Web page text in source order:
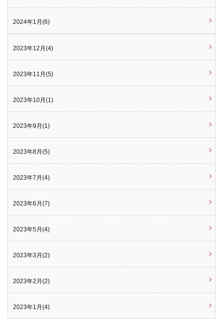
2024年1月(6)
2023年12月(4)
2023年11月(5)
2023年10月(1)
2023年9月(1)
2023年8月(5)
2023年7月(4)
2023年6月(7)
2023年5月(4)
2023年3月(2)
2023年2月(2)
2023年1月(4)